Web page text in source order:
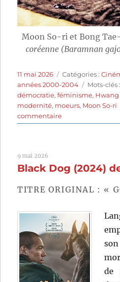
Moon So-ri et Bong
coréenne (Baramnan
Publié
le
11 mai 2026 Catégories
Catégories :
années 2000-2004
Étiquettes
Mots-clés
démocratie,féminisme,
modernité, moeurs, Moon So-ri
commentairesur
Une
de
Sang-
9 mai 2026
Black Dog (2024)
TITRE ORIGINAL : «
de